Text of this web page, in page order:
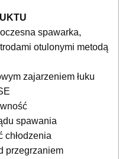
spawarka,
otulonymi metodą
zajarzeniem łuku
spawania
chłodzenia
przegrzaniem